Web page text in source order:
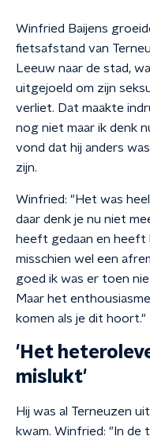
Winfried Baijens
fietsafstand van
Leeuw naar de stad,
uitgejoeld om zijn
verliet. Dat maakte
nog niet maar ik denk
vond dat hij anders
zijn.
Winfried: "Het was
daar denk je nu niet
heeft gedaan en
misschien wel een
goed ik was er toen
Maar het
komen als je dit hoort."
'Het
mislukt'
Hij was al Terneuzen
kwam. Winfried: "In de